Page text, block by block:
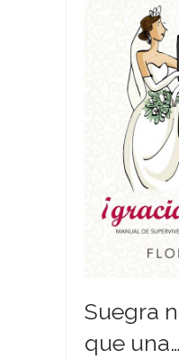
Suegra
que